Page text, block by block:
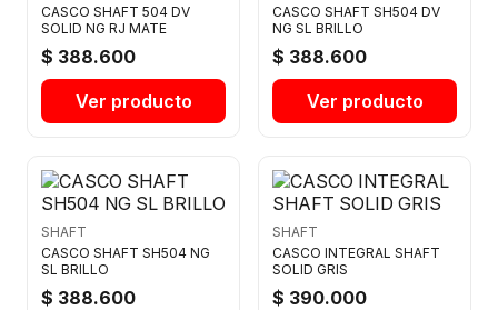
CASCO SHAFT 504 DV
SOLID NG RJ MATE
$ 388.600
Ver producto
CASCO SHAFT SH504 DV
NG SL BRILLO
$ 388.600
Ver producto
SHAFT
CASCO SHAFT SH504 NG
SL BRILLO
$ 388.600
SHAFT
CASCO INTEGRAL SHAFT
SOLID GRIS
$ 390.000